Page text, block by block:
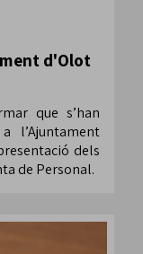
d'Olot
que s’han
l’Ajuntament
dels
de Personal.